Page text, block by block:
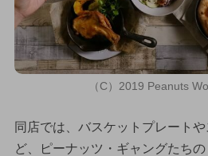
（C）2019 Peanuts
同店では、バスケットプレート
ど、ピーナッツ・ギャングたち